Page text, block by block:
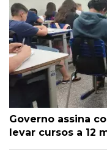
Governo assina
levar cursos a 12